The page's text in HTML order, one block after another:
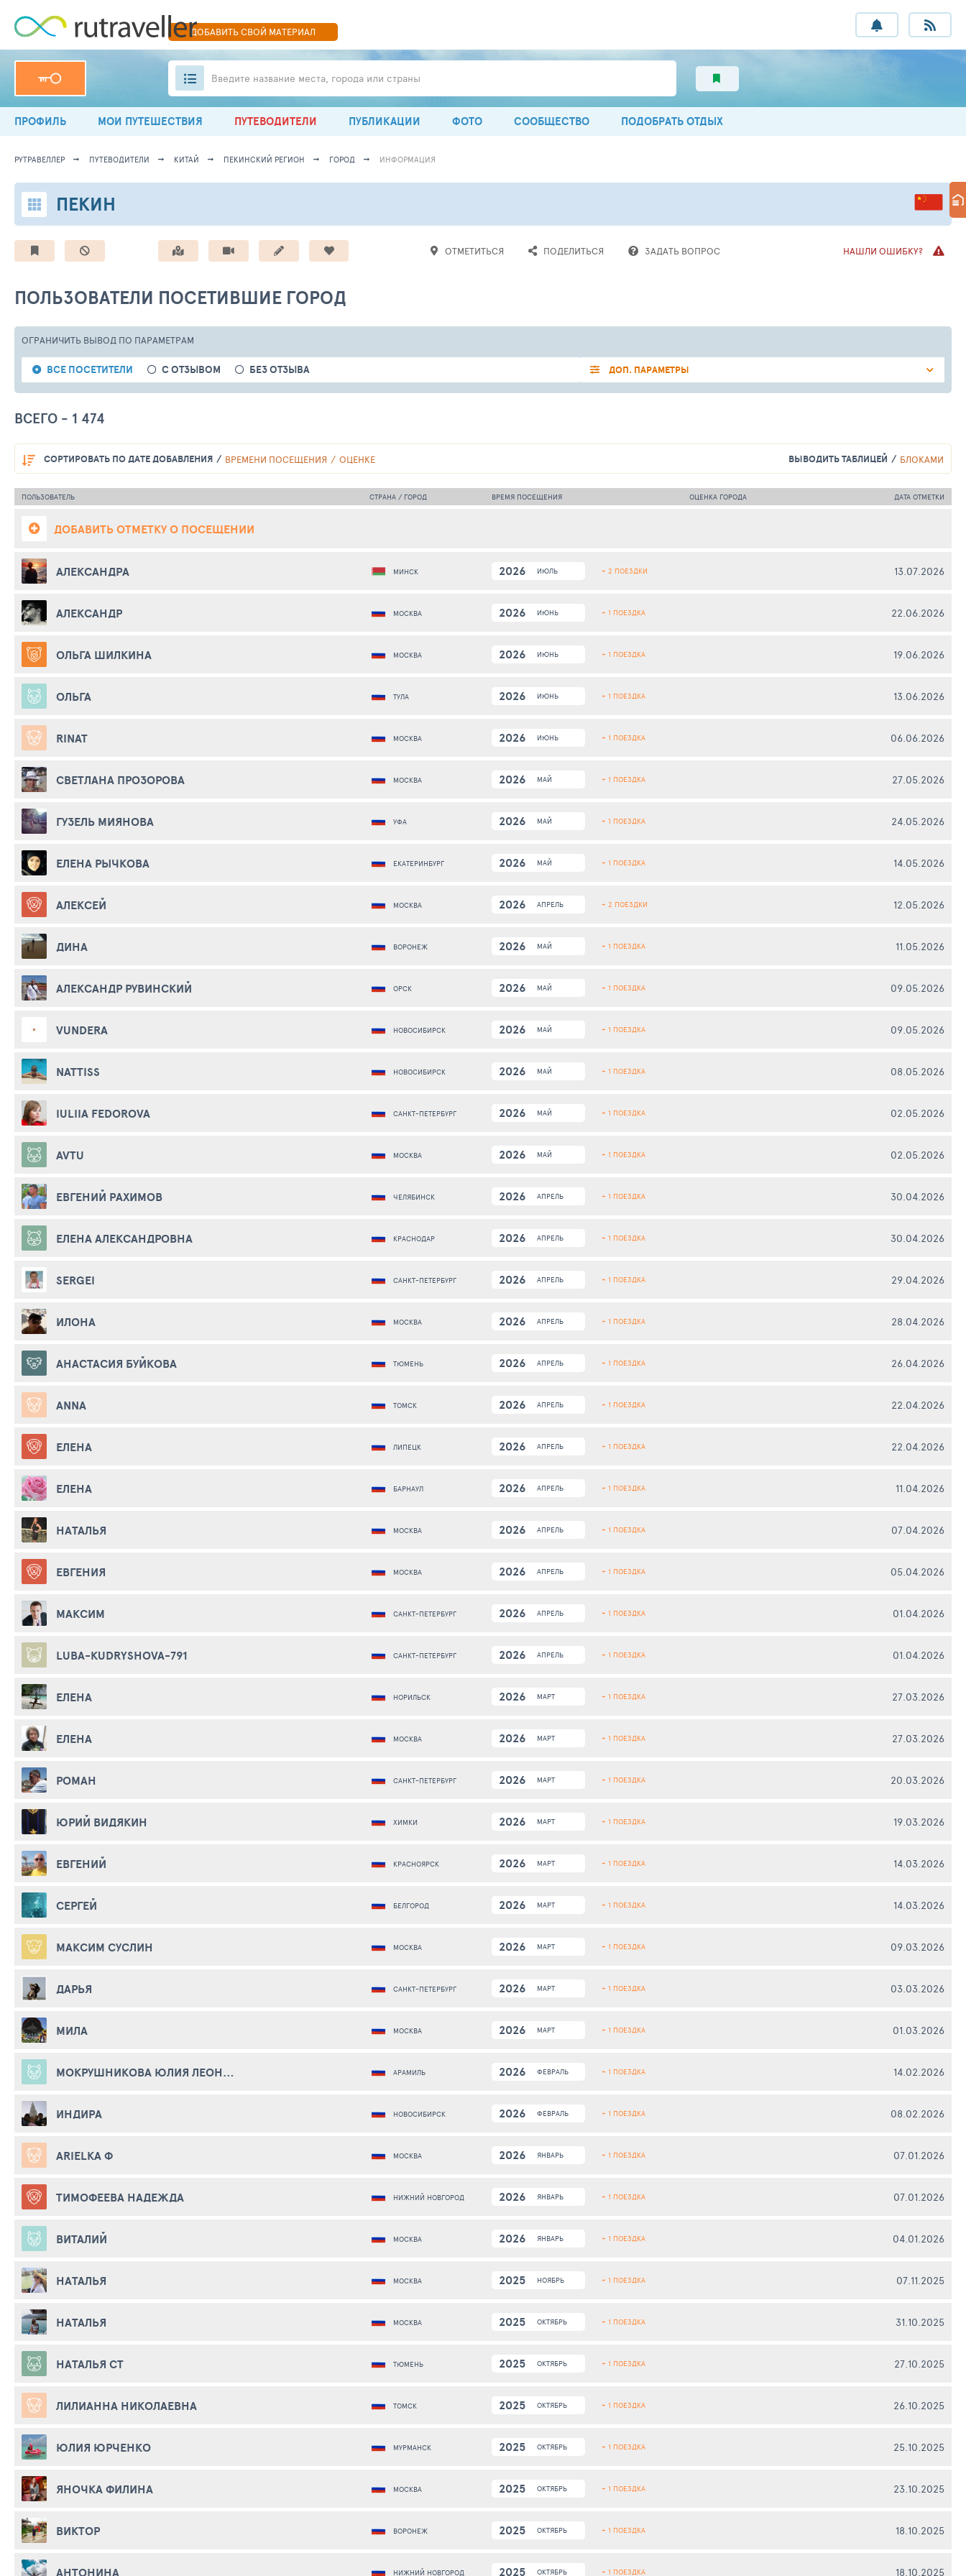
ДОБАВИТЬСВОЙ МАТЕРИАЛ
Введите название места, города или страны
ПРОФИЛЬ МОИ ПУТЕШЕСТВИЯ ПУТЕВОДИТЕЛИ ПУБЛИКАЦИИ ФОТО СООБЩЕСТВО ПОДОБРАТЬ ОТДЫХ
РУТРАВЕЛЛЕР ПУТЕВОДИТЕЛИ КИТАЙ ПЕКИНСКИЙ РЕГИОН ГОРОД ИНФОРМАЦИЯ
ПЕКИН
ОТМЕТИТЬСЯ ПОДЕЛИТЬСЯ ЗАДАТЬ ВОПРОС НАШЛИ ОШИБКУ?
ПОЛЬЗОВАТЕЛИ ПОСЕТИВШИЕ ГОРОД
ОГРАНИЧИТЬ ВЫВОД ПО ПАРАМЕТРАМ
ВСЕ ПОСЕТИТЕЛИ С ОТЗЫВОМ БЕЗ ОТЗЫВА ДОП. ПАРАМЕТРЫ
ВСЕГО - 1 474
СОРТИРОВАТЬ ПО ДАТЕ ДОБАВЛЕНИЯ ВРЕМЕНИ ПОСЕЩЕНИЯ ОЦЕНКЕ ВЫВОДИТЬ ТАБЛИЦЕЙ БЛОКАМИ
ПОЛЬЗОВАТЕЛЬ СТРАНА / ГОРОД ВРЕМЯ ПОСЕЩЕНИЯ ОЦЕНКА ГОРОДА ДАТА ОТМЕТКИ
ДОБАВИТЬ ОТМЕТКУ О ПОСЕЩЕНИИ
АЛЕКСАНДРА МИНСК 2026 ИЮЛЬ + 2 ПОЕЗДКИ 13.07.2026
АЛЕКСАНДР МОСКВА 2026 ИЮНЬ + 1 ПОЕЗДКА 22.06.2026
ОЛЬГА ШИЛКИНА МОСКВА 2026 ИЮНЬ + 1 ПОЕЗДКА 19.06.2026
ОЛЬГА ТУЛА 2026 ИЮНЬ + 1 ПОЕЗДКА 13.06.2026
RINAT МОСКВА 2026 ИЮНЬ + 1 ПОЕЗДКА 06.06.2026
СВЕТЛАНА ПРОЗОРОВА МОСКВА 2026 МАЙ + 1 ПОЕЗДКА 27.05.2026
ГУЗЕЛЬ МИЯНОВА УФА 2026 МАЙ + 1 ПОЕЗДКА 24.05.2026
ЕЛЕНА РЫЧКОВА ЕКАТЕРИНБУРГ 2026 МАЙ + 1 ПОЕЗДКА 14.05.2026
АЛЕКСЕЙ МОСКВА 2026 АПРЕЛЬ + 2 ПОЕЗДКИ 12.05.2026
ДИНА ВОРОНЕЖ 2026 МАЙ + 1 ПОЕЗДКА 11.05.2026
АЛЕКСАНДР РУВИНСКИЙ ОРСК 2026 МАЙ + 1 ПОЕЗДКА 09.05.2026
VUNDERA НОВОСИБИРСК 2026 МАЙ + 1 ПОЕЗДКА 09.05.2026
NATTISS НОВОСИБИРСК 2026 МАЙ + 1 ПОЕЗДКА 08.05.2026
IULIIA FEDOROVA САНКТ-ПЕТЕРБУРГ 2026 МАЙ + 1 ПОЕЗДКА 02.05.2026
AVTU МОСКВА 2026 МАЙ + 1 ПОЕЗДКА 02.05.2026
ЕВГЕНИЙ РАХИМОВ ЧЕЛЯБИНСК 2026 АПРЕЛЬ + 1 ПОЕЗДКА 30.04.2026
ЕЛЕНА АЛЕКСАНДРОВНА КРАСНОДАР 2026 АПРЕЛЬ + 1 ПОЕЗДКА 30.04.2026
SERGEI САНКТ-ПЕТЕРБУРГ 2026 АПРЕЛЬ + 1 ПОЕЗДКА 29.04.2026
ИЛОНА МОСКВА 2026 АПРЕЛЬ + 1 ПОЕЗДКА 28.04.2026
АНАСТАСИЯ БУЙКОВА ТЮМЕНЬ 2026 АПРЕЛЬ + 1 ПОЕЗДКА 26.04.2026
ANNA ТОМСК 2026 АПРЕЛЬ + 1 ПОЕЗДКА 22.04.2026
ЕЛЕНА ЛИПЕЦК 2026 АПРЕЛЬ + 1 ПОЕЗДКА 22.04.2026
ЕЛЕНА БАРНАУЛ 2026 АПРЕЛЬ + 1 ПОЕЗДКА 11.04.2026
НАТАЛЬЯ МОСКВА 2026 АПРЕЛЬ + 1 ПОЕЗДКА 07.04.2026
ЕВГЕНИЯ МОСКВА 2026 АПРЕЛЬ + 1 ПОЕЗДКА 05.04.2026
МАКСИМ САНКТ-ПЕТЕРБУРГ 2026 АПРЕЛЬ + 1 ПОЕЗДКА 01.04.2026
LUBA-KUDRYSHOVA-791 САНКТ-ПЕТЕРБУРГ 2026 АПРЕЛЬ + 1 ПОЕЗДКА 01.04.2026
ЕЛЕНА НОРИЛЬСК 2026 МАРТ + 1 ПОЕЗДКА 27.03.2026
ЕЛЕНА МОСКВА 2026 МАРТ + 1 ПОЕЗДКА 27.03.2026
РОМАН САНКТ-ПЕТЕРБУРГ 2026 МАРТ + 1 ПОЕЗДКА 20.03.2026
ЮРИЙ ВИДЯКИН ХИМКИ 2026 МАРТ + 1 ПОЕЗДКА 19.03.2026
ЕВГЕНИЙ КРАСНОЯРСК 2026 МАРТ + 1 ПОЕЗДКА 14.03.2026
СЕРГЕЙ БЕЛГОРОД 2026 МАРТ + 1 ПОЕЗДКА 14.03.2026
МАКСИМ СУСЛИН МОСКВА 2026 МАРТ + 1 ПОЕЗДКА 09.03.2026
ДАРЬЯ САНКТ-ПЕТЕРБУРГ 2026 МАРТ + 1 ПОЕЗДКА 03.03.2026
МИЛА МОСКВА 2026 МАРТ + 1 ПОЕЗДКА 01.03.2026
МОКРУШНИКОВА ЮЛИЯ ЛЕОНИДОВНА АРАМИЛЬ 2026 ФЕВРАЛЬ + 1 ПОЕЗДКА 14.02.2026
ИНДИРА НОВОСИБИРСК 2026 ФЕВРАЛЬ + 1 ПОЕЗДКА 08.02.2026
ARIELKA Ф МОСКВА 2026 ЯНВАРЬ + 1 ПОЕЗДКА 07.01.2026
ТИМОФЕЕВА НАДЕЖДА НИЖНИЙ НОВГОРОД 2026 ЯНВАРЬ + 1 ПОЕЗДКА 07.01.2026
ВИТАЛИЙ МОСКВА 2026 ЯНВАРЬ + 1 ПОЕЗДКА 04.01.2026
НАТАЛЬЯ МОСКВА 2025 НОЯБРЬ + 1 ПОЕЗДКА 07.11.2025
НАТАЛЬЯ МОСКВА 2025 ОКТЯБРЬ + 1 ПОЕЗДКА 31.10.2025
НАТАЛЬЯ СТ ТЮМЕНЬ 2025 ОКТЯБРЬ + 1 ПОЕЗДКА 27.10.2025
ЛИЛИАННА НИКОЛАЕВНА ТОМСК 2025 ОКТЯБРЬ + 1 ПОЕЗДКА 26.10.2025
ЮЛИЯ ЮРЧЕНКО МУРМАНСК 2025 ОКТЯБРЬ + 1 ПОЕЗДКА 25.10.2025
ЯНОЧКА ФИЛИНА МОСКВА 2025 ОКТЯБРЬ + 1 ПОЕЗДКА 23.10.2025
ВИКТОР ВОРОНЕЖ 2025 ОКТЯБРЬ + 1 ПОЕЗДКА 18.10.2025
АНТОНИНА НИЖНИЙ НОВГОРОД 2025 ОКТЯБРЬ + 1 ПОЕЗДКА 18.10.2025